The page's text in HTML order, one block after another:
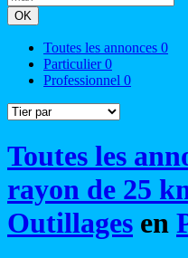
OK
Toutes les annonces 0
Particulier0
Professionnel 0
Toutes les
rayon de 25
Outillages en